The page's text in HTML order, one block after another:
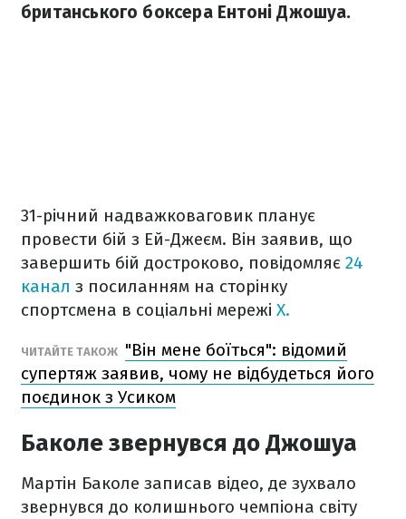
британського боксера Ентоні Джошуа.
31-річний надважковаговик планує
провести бій з Ей-Джеєм. Він заявив, що
завершить бій достроково, повідомляє 24
канал з посиланням на сторінку
спортсмена в соціальні мережі Х.
ЧИТАЙТЕ ТАКОЖ "Він мене боїться": відомий
супертяж заявив, чому не відбудеться його
поєдинок з Усиком
Баколе звернувся до Джошуа
Мартін Баколе записав відео, де зухвало
звернувся до колишнього чемпіона світу